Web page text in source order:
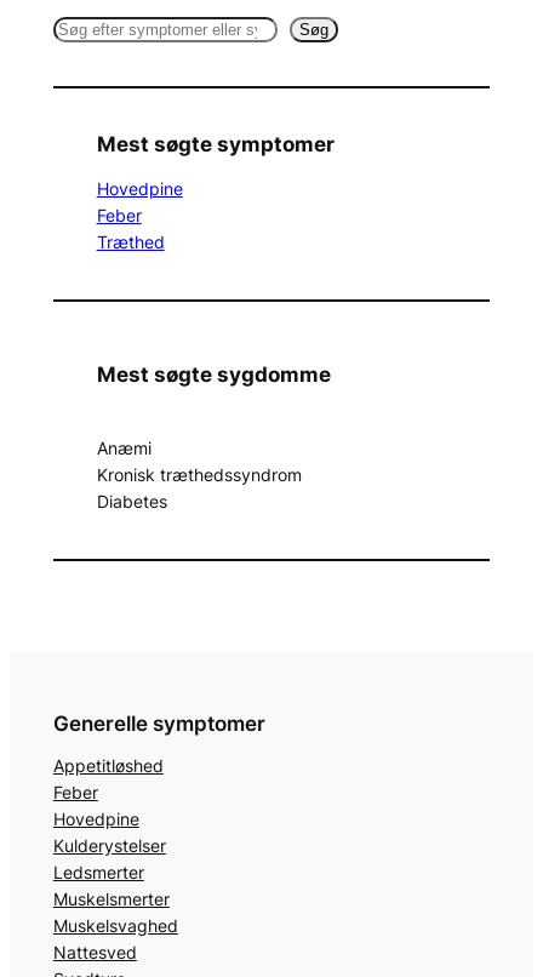
S
a
Søg
Mest søgte symptomer
Hovedpine
Feber
Træthed
Mest søgte sygdomme
Anæmi
Kronisk træthedssyndrom
Diabetes
Generelle symptomer
Appetitløshed
Feber
Hovedpine
Kulderystelser
Ledsmerter
Muskelsmerter
Muskelsvaghed
Nattesved